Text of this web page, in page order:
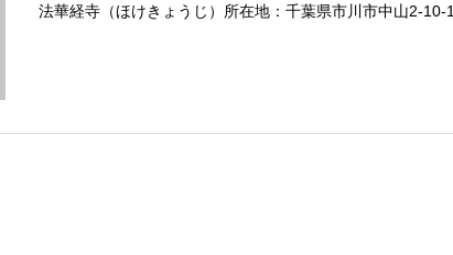
法華経寺（ほけきょうじ）所在地：千葉県市川市中山2-10-1